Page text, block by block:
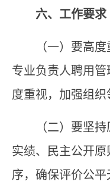
六、 工作要求
（一） 要高度
专业负责人聘用管
度重视，加强组织
（二） 要坚持
实绩、民主公开
序，确保评价公平